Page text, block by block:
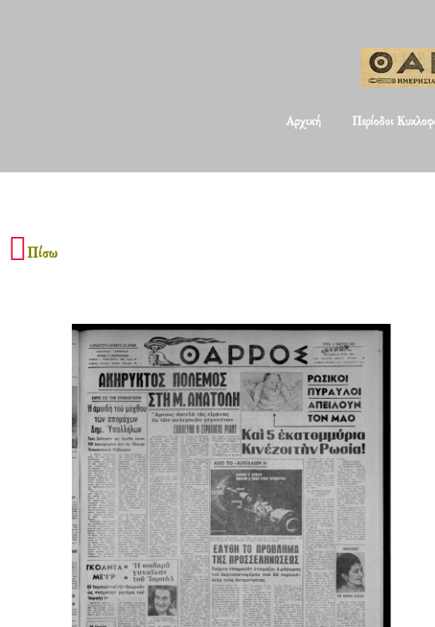
Αρχική Περίοδοι
Πίσω